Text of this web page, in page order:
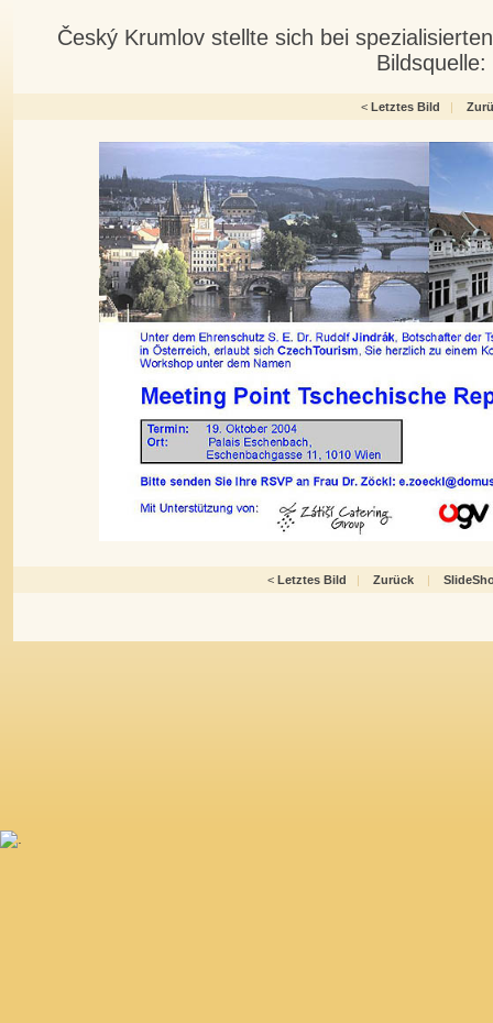
Český Krumlov stellte sich bei
< Letztes Bild |
< Letztes Bild | Zurück |